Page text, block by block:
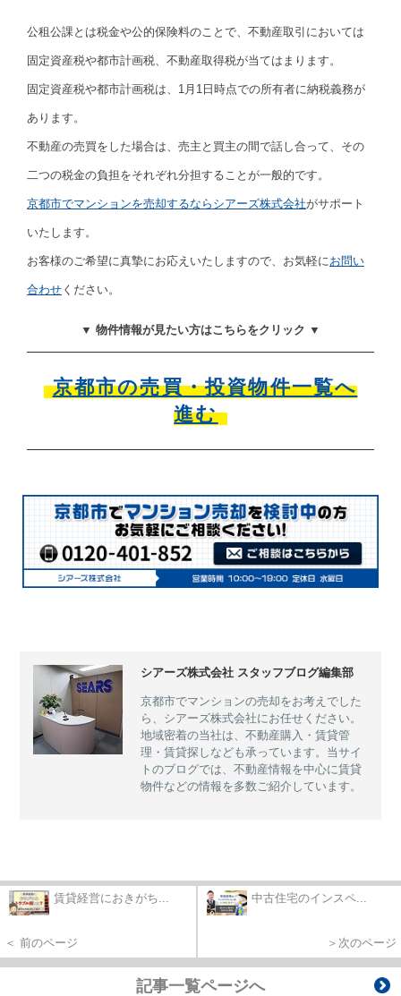
公租公課とは税金や公的保険料のことで、不動産取引においては
固定資産税や都市計画税、不動産取得税が当てはまります。
固定資産税や都市計画税は、1月1日時点での所有者に納税義務が
あります。
不動産の売買をした場合は、売主と買主の間で話し合って、その
二つの税金の負担をそれぞれ分担することが一般的です。
京都市でマンションを売却するならシアーズ株式会社がサポート
いたします。
お客様のご希望に真摯にお応えいたしますので、お気軽に お問い
合わせ ください。
▼ 物件情報が見たい方はこちらをクリック ▼
京都市の売買・投資物件一覧へ
進む
シアーズ株式会社 スタッフブログ編集部
京都市でマンションの売却をお考えでした
ら、シアーズ株式会社にお任せください。
地域密着の当社は、不動産購入・賃貸管
理・賃貸探しなども承っています。当サイ
トのブログでは、不動産情報を中心に賃貸
物件などの情報を多数ご紹介しています。
賃貸経営におきがち...
＜ 前のページ
中古住宅のインスペ...
＞次のページ
記事一覧ページへ